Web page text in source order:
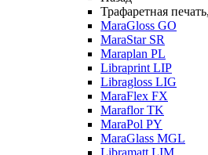
Трафаретная
MaraGloss GO
MaraStar SR
Maraplan PL
Libraprint LIP
Libragloss LIG
MaraFlex FX
Maraflor TK
MaraPol PY
MaraGlass MGL
Libramatt LIM